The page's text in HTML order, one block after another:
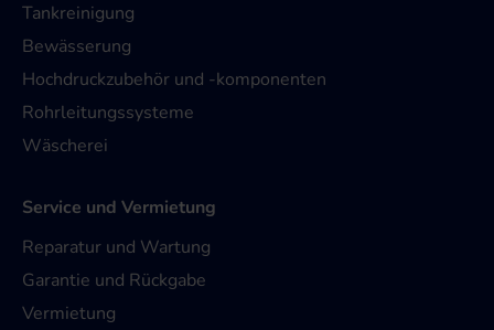
Tankreinigung
Bewässerung
Hochdruckzubehör und -komponenten
Rohrleitungssysteme
Wäscherei
Service und Vermietung
Reparatur und Wartung
Garantie und Rückgabe
Vermietung